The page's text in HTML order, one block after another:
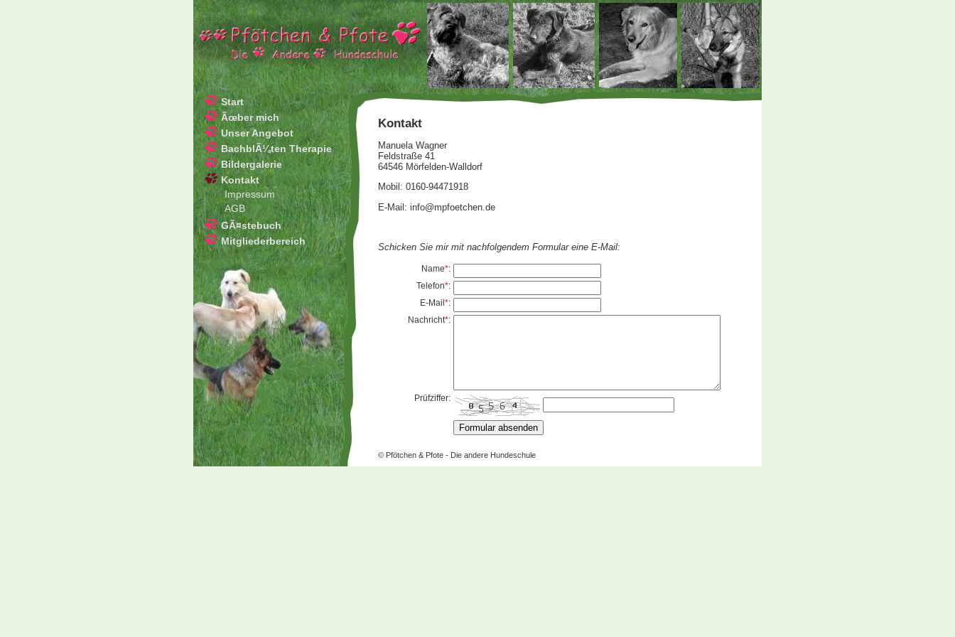
Start
Ãœber mich
Unser Angebot
BachblÃ¼ten Therapie
Bildergalerie
Kontakt
Impressum
AGB
GÃ¤stebuch
Mitgliederbereich
Kontakt
Manuela Wagner
Feldstraße 41
64546 Mörfelden-Walldorf
Mobil: 0160-94471918
E-Mail: info@mpfoetchen.de
Schicken Sie mir mit nachfolgendem Formular eine E-Mail:
Name*:
Telefon*:
E-Mail*:
Nachricht*:
Prüfziffer:
© Pfötchen & Pfote - Die andere Hundeschule